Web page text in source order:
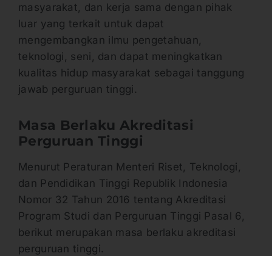
masyarakat, dan kerja sama dengan pihak
luar yang terkait untuk dapat
mengembangkan ilmu pengetahuan,
teknologi, seni, dan dapat meningkatkan
kualitas hidup masyarakat sebagai tanggung
jawab perguruan tinggi.
Masa Berlaku Akreditasi
Perguruan Tinggi
Menurut Peraturan Menteri Riset, Teknologi,
dan Pendidikan Tinggi Republik Indonesia
Nomor 32 Tahun 2016 tentang Akreditasi
Program Studi dan Perguruan Tinggi Pasal 6,
berikut merupakan masa berlaku akreditasi
perguruan tinggi.